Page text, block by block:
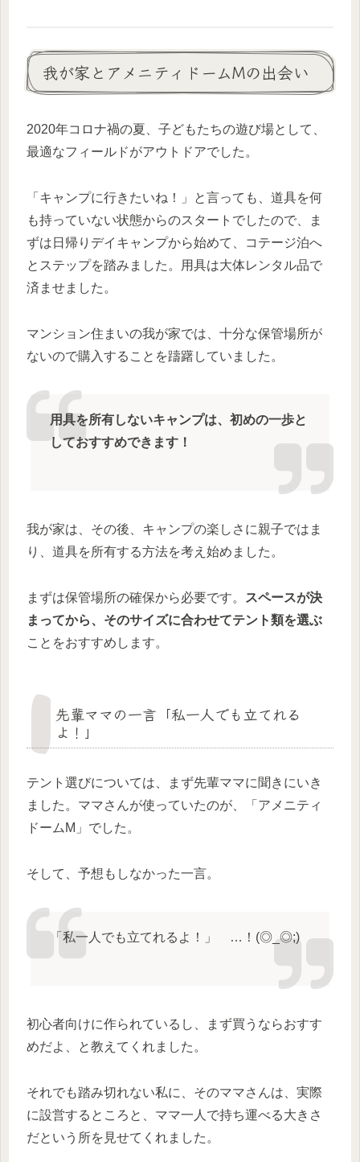
我が家とアメニティドームMの出会い
2020年コロナ禍の夏、子どもたちの遊び場として、
最適なフィールドがアウトドアでした。
「キャンプに行きたいね！」と言っても、道具を何
も持っていない状態からのスタートでしたので、ま
ずは日帰りデイキャンプから始めて、コテージ泊へ
とステップを踏みました。用具は大体レンタル品で
済ませました。
マンション住まいの我が家では、十分な保管場所が
ないので購入することを躊躇していました。
用具を所有しないキャンプは、初めの一歩と
しておすすめできます！
我が家は、その後、キャンプの楽しさに親子ではま
り、道具を所有する方法を考え始めました。
まずは保管場所の確保から必要です。
スペースが決
まってから、そのサイズに合わせてテント類を選ぶ
ことをおすすめします。
先輩ママの一言「私一人でも立てれる
よ！」
テント選びについては、まず先輩ママに聞きにいき
ました。ママさんが使っていたのが、「アメニティ
ドームM」でした。
そして、予想もしなかった一言。
「私一人でも立てれるよ！」 …！(◎_◎;)
初心者向けに作られているし、まず買うならおすす
めだよ、と教えてくれました。
それでも踏み切れない私に、そのママさんは、実際
に設営するところと、ママ一人で持ち運べる大きさ
だという所を見せてくれました。